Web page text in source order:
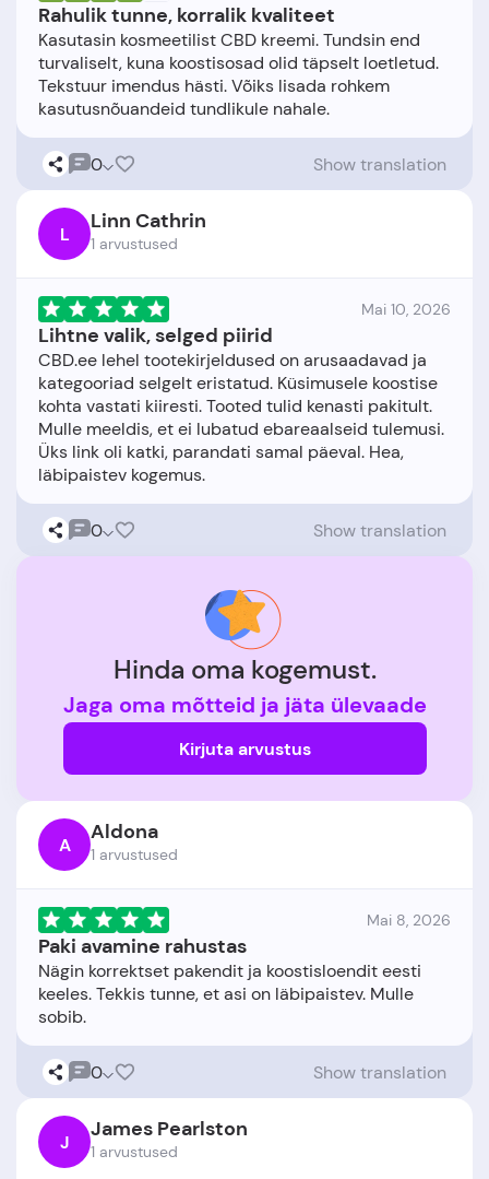
Rahulik tunne, korralik kvaliteet
Kasutasin kosmeetilist CBD kreemi. Tundsin end
turvaliselt, kuna koostisosad olid täpselt loetletud.
Tekstuur imendus hästi. Võiks lisada rohkem
0 Show translation
L Linn Cathrin
1 arvustused
Mai 10, 2026
Lihtne valik, selged piirid
CBD.ee lehel tootekirjeldused on arusaadavad ja
kategooriad selgelt eristatud. Küsimusele koostise
kohta vastati kiiresti. Tooted tulid kenasti pakitult.
Mulle meeldis, et ei lubatud ebareaalseid tulemusi.
Üks link oli katki, parandati samal päeval. Hea,
0 Show translation
Hinda oma kogemust.
Jaga oma mõtteid ja jäta ülevaade
Kirjuta arvustus
A Aldona
1 arvustused
Mai 8, 2026
Paki avamine rahustas
Nägin korrektset pakendit ja koostisloendit eesti
keeles. Tekkis tunne, et asi on läbipaistev. Mulle
0 Show translation
J James Pearlston
1 arvustused